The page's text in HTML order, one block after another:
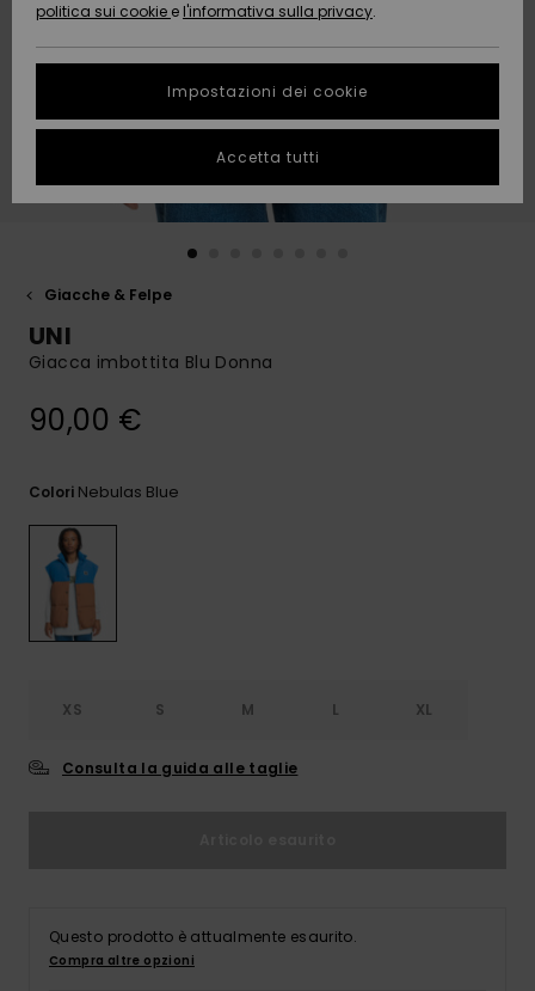
Scoprire
Scoprire
Guida alle
conversazione
per ottenere
la risposta
più rapida
alla tua
APP
Giacche & Felpe
UNI
Giacca imbottita Blu Donna
90,00 €
Colori Nebulas Blue
XS S M L XL
Consulta la guida alle taglie
Questo prodotto è attualmente esaurito.
Compra altre opzioni
politica sui cookie e l'informativa sulla privacy.
Impostazioni dei cookie
Accetta tutti